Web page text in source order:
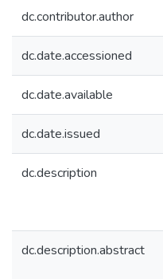
dc.contributor.author
dc.date.accessioned
dc.date.available
dc.date.issued
dc.description
dc.description.abstract